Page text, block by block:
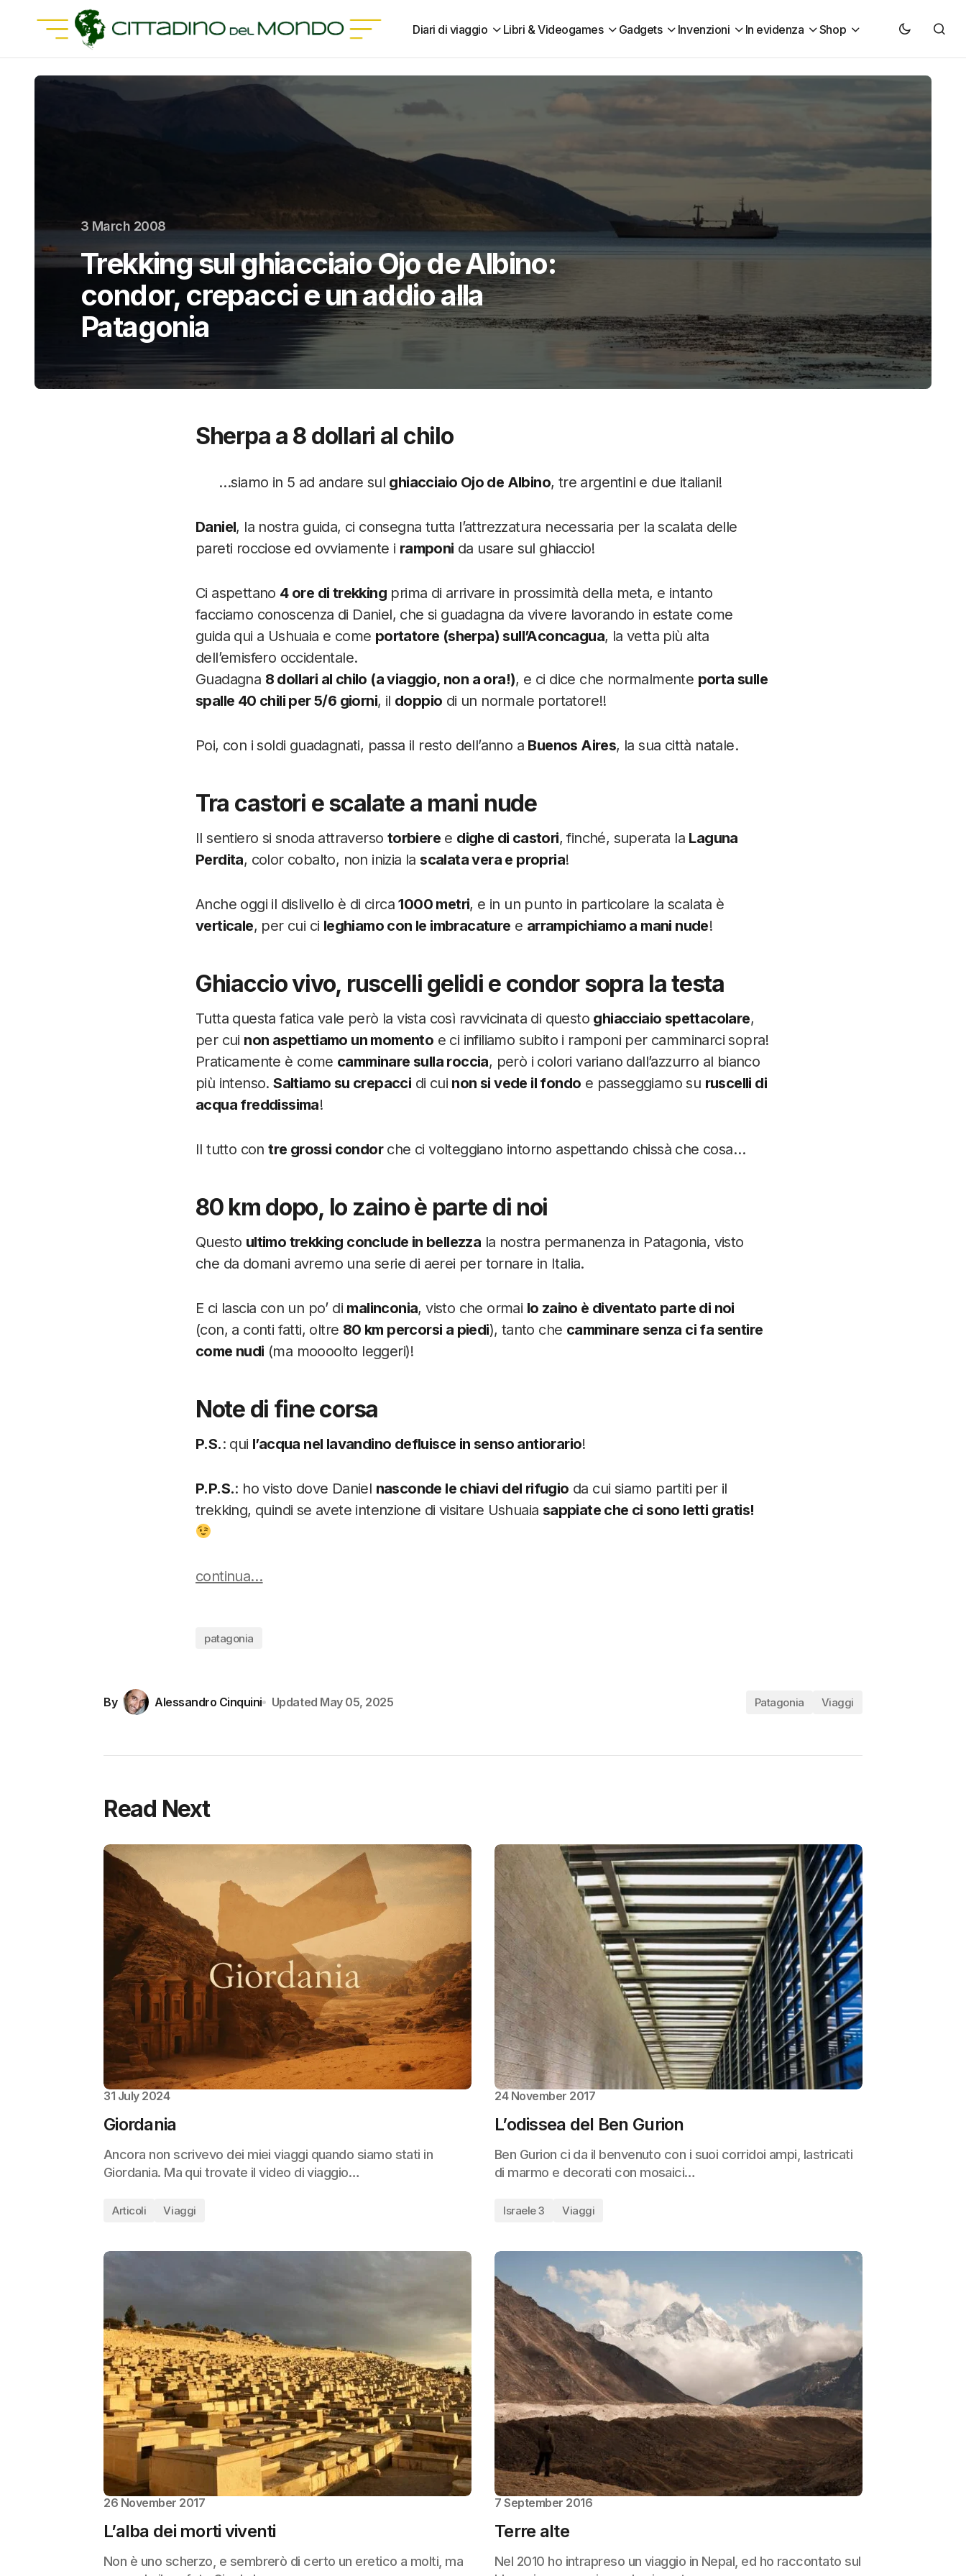
Diari di viaggio Libri & Videogames Gadgets Invenzioni In evidenza Shop
3 March 2008
Trekking sul ghiacciaio Ojo de Albino:
condor, crepacci e un addio alla
Patagonia
Sherpa a 8 dollari al chilo
…siamo in 5 ad andare sul ghiacciaio Ojo de Albino, tre argentini e due italiani!
Daniel, la nostra guida, ci consegna tutta l’attrezzatura necessaria per la scalata delle
pareti rocciose ed ovviamente i ramponi da usare sul ghiaccio!
Ci aspettano 4 ore di trekking prima di arrivare in prossimità della meta, e intanto
facciamo conoscenza di Daniel, che si guadagna da vivere lavorando in estate come
guida qui a Ushuaia e come portatore (sherpa) sull’Aconcagua, la vetta più alta
dell’emisfero occidentale.
Guadagna 8 dollari al chilo (a viaggio, non a ora!), e ci dice che normalmente porta sulle
spalle 40 chili per 5/6 giorni, il doppio di un normale portatore!!
Poi, con i soldi guadagnati, passa il resto dell’anno a Buenos Aires, la sua città natale.
Tra castori e scalate a mani nude
Il sentiero si snoda attraverso torbiere e dighe di castori, finché, superata la Laguna
Perdita, color cobalto, non inizia la scalata vera e propria!
Anche oggi il dislivello è di circa1000 metri, e in un punto in particolare la scalata è
verticale, per cui ci leghiamo con le imbracature e arrampichiamo a mani nude!
Ghiaccio vivo, ruscelli gelidi e condor sopra la testa
Tutta questa fatica vale però la vista così ravvicinata di questo ghiacciaio spettacolare,
per cui non aspettiamo un momento e ci infiliamo subito i ramponi per camminarci sopra!
Praticamente è come camminare sulla roccia, però i colori variano dall’azzurro al bianco
più intenso.Saltiamo su crepacci di cui non si vede il fondo e passeggiamo su ruscelli di
acqua freddissima!
Il tutto contre grossi condorche ci volteggiano intorno aspettando chissà che cosa…
80 km dopo, lo zaino è parte di noi
Questo ultimo trekking conclude in bellezza la nostra permanenza in Patagonia, visto
che da domani avremo una serie di aerei per tornare in Italia.
E ci lascia con un po’ di malinconia, visto che ormai lo zaino è diventato parte di noi
(con, a conti fatti, oltre 80 km percorsi a piedi), tanto che camminare senza ci fa sentire
come nudi (ma moooolto leggeri)!
Note di fine corsa
P.S.: qui l’acqua nel lavandino defluisce in senso antiorario!
P.P.S.: ho visto dove Daniel nasconde le chiavi del rifugio da cui siamo partiti per il
trekking, quindi se avete intenzione di visitare Ushuaia sappiate che ci sono letti gratis!
continua…
patagonia
By Alessandro Cinquini Updated May 05, 2025 Patagonia Viaggi
Read Next
31 July 2024
Giordania
Ancora non scrivevo dei miei viaggi quando siamo stati in
Giordania. Ma qui trovate il video di viaggio…
Articoli Viaggi
24 November 2017
L’odissea del Ben Gurion
Ben Gurion ci da il benvenuto con i suoi corridoi ampi, lastricati
di marmo e decorati con mosaici…
Israele 3 Viaggi
26 November 2017
L’alba dei morti viventi
Non è uno scherzo, e sembrerò di certo un eretico a molti, ma
7 September 2016
Terre alte
Nel 2010 ho intrapreso un viaggio in Nepal, ed ho raccontato sul